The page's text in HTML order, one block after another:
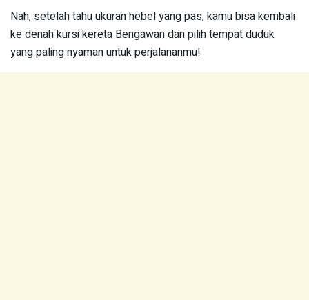
Nah, setelah tahu ukuran hebel yang pas, kamu bisa kembali
ke denah kursi kereta Bengawan dan pilih tempat duduk
yang paling nyaman untuk perjalananmu!